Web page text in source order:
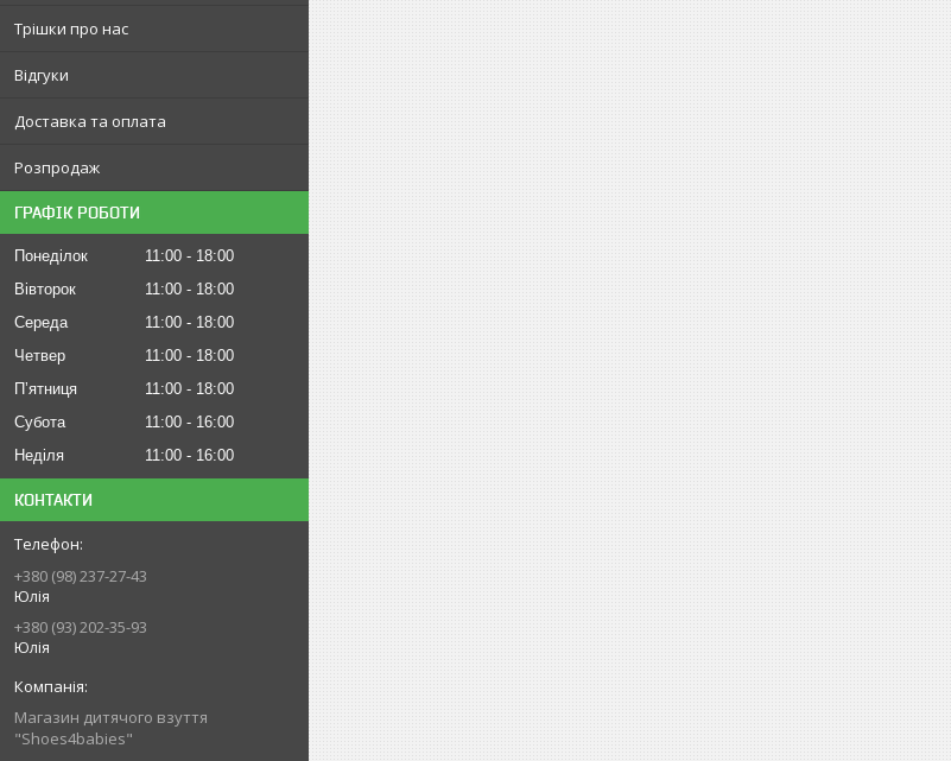
Трішки про нас
Відгуки
Доставка та оплата
Розпродаж
ГРАФІК РОБОТИ
Понеділок 11:00
18:00
Вівторок
11:00
18:00
Середа
11:00
18:00
Четвер
11:00
18:00
Пʼятниця
11:00
18:00
Субота
11:00
16:00
Неділя
11:00 16:00
КОНТАКТИ
+380 (98) 237-27-43
Юлія
+380 (93) 202-35-93
Юлія
Магазин дитячого взуття
"Shoes4babies"